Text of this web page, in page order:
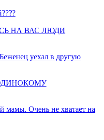
НА ВАС ЛЮДИ
уехал в другую
Очень не хватает на